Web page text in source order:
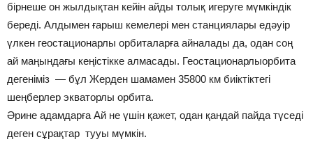
бірнеше он жылдықтан кейін айды толық игеруге мүмкіндік
береді. Алдымен ғарыш кемелері мен станциялары едәуір
үлкен геостационарлы орбиталарға айналады да, одан соң
ай маңындағы кеңістікке алмасады. Геостационарлыорбита
дегеніміз — бұл Жерден шамамен 35800 км биіктіктегі
шеңберлер экваторлы орбита.
Әрине адамдарға Ай не үшін қажет, одан қандай пайда түседі
деген сұрақтар тууы мүмкін.